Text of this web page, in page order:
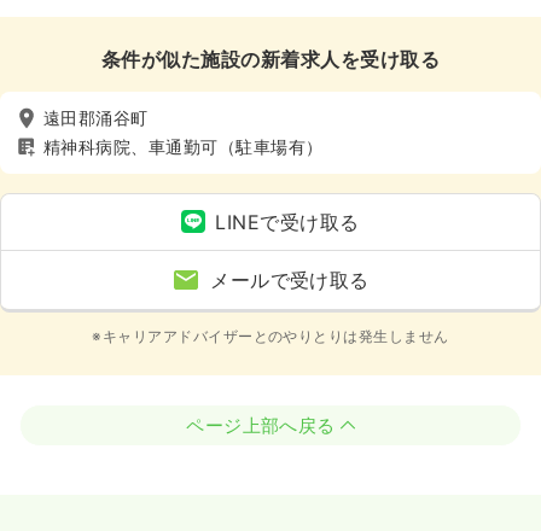
条件が似た施設の新着求人を受け取る
遠田郡涌谷町
精神科病院、車通勤可（駐車場有）
LINEで受け取る
メールで受け取る
※キャリアアドバイザーとのやりとりは発生しません
ページ上部へ戻る